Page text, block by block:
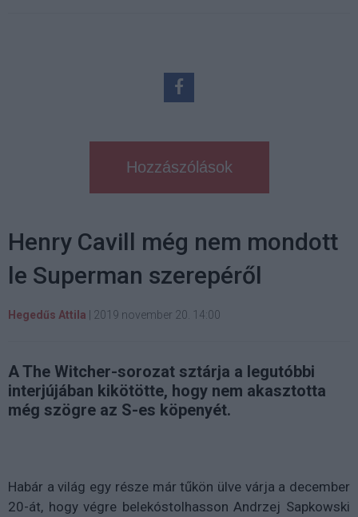
Hozzászólások
Henry Cavill még nem mondott
le Superman szerepéről
Hegedűs Attila 2019 november 20. 14:00
A The Witcher-sorozat sztárja a legutóbbi
interjújában kikötötte, hogy nem akasztotta
még szögre az S-es köpenyét.
Habár a világ egy része már tűkön ülve várja a december
20-át, hogy végre belekóstolhasson Andrzej Sapkowski